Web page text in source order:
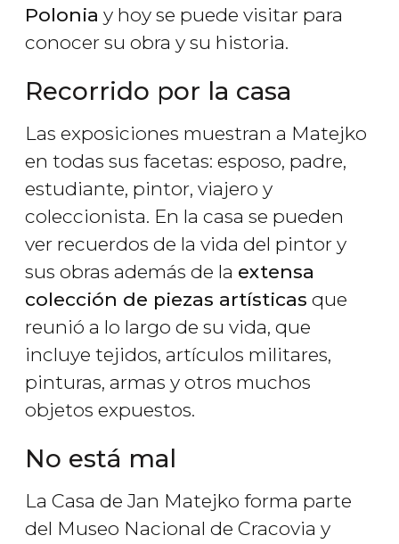
Polonia y hoy se puede visitar para
conocer su obra y su historia.
Recorrido por la casa
Las exposiciones muestran a Matejko
en todas sus facetas: esposo, padre,
estudiante, pintor, viajero y
coleccionista. En la casa se pueden
ver recuerdos de la vida del pintor y
sus obras además de la extensa
colección de piezas artísticas que
reunió a lo largo de su vida, que
incluye tejidos, artículos militares,
pinturas, armas y otros muchos
objetos expuestos.
No está mal
La Casa de Jan Matejko forma parte
del Museo Nacional de Cracovia y